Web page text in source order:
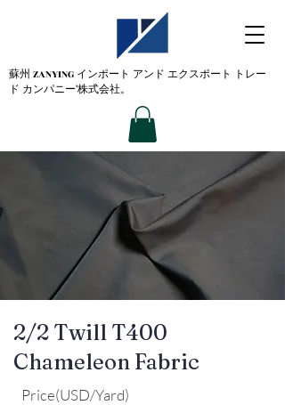
蘇州 ZANYING インポート アンド エクスポート トレー
ド カンパニー'株式会社。
2/2 Twill T400
Chameleon Fabric
Price(USD/Yard)